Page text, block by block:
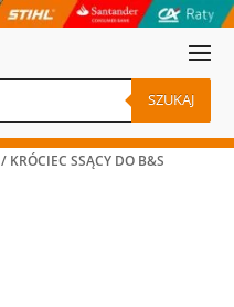
SZUKAJ
/ KRÓCIEC SSĄCY DO B&S